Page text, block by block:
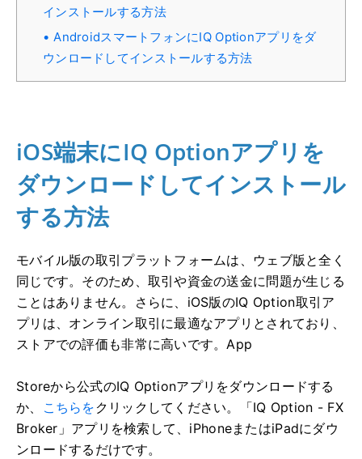
インストールする方法
AndroidスマートフォンにIQ Optionアプリをダ
ウンロードしてインストールする方法
iOS端末にIQ Optionアプリを
ダウンロードしてインストール
する方法
モバイル版の取引プラットフォームは、ウェブ版と全く
同じです。そのため、取引や資金の送金に問題が生じる
ことはありません。さらに、iOS版のIQ Option取引ア
プリは、オンライン取引に最適なアプリとされており、
ストアでの評価も非常に高いです。App
Storeから公式のIQ Optionアプリをダウンロードする
か、
こちらを クリックしてください。「IQ Option - FX
Broker」アプリを検索して、iPhoneまたはiPadにダウ
ンロードするだけです。